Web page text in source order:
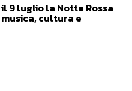
9 luglio la Notte Rossa
cultura e